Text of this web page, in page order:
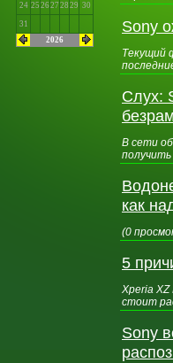
24 25 2627 28 29 30
31
2026
Sony
Текущий
Слух:
В сети
как
(0
5
Xperia XZ
стоит
Sony